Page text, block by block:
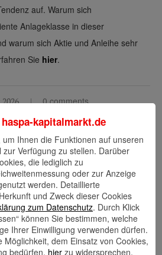
auf. Warum sich
Anlageklasse in dieser
warum sich Aktie und Anleihe sehr
Sie hier.
0 comments
SUCHEN
haspa-kapitalmarkt.de
Ihnen die Funktionen auf unseren
Verfügung zu stellen. Darüber
die lediglich zu
oder zur Anzeige
werden. Detaillierte
und Zweck dieser Cookies
zum Datenschutz. Durch Klick
können Sie bestimmen, welche
Ihrer Einwilligung verwenden dürfen.
dem Einsatz von Cookies,
bedürfen, hier zu widersprechen.